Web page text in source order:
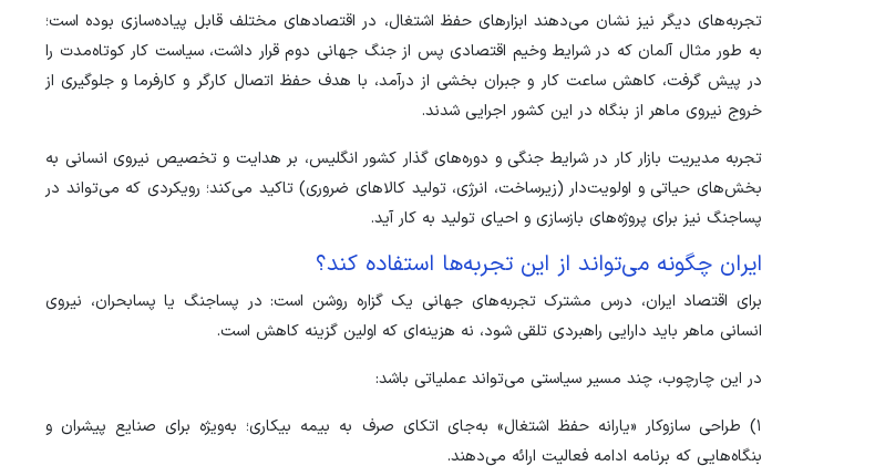
تجربه‌های دیگر نیز نشان می‌دهند ابزار‌های حفظ اشتغال، در اقتصاد‌های مختلف قابل پیاده‌سازی بوده است؛
به طور مثال آلمان که در شرایط وخیم اقتصادی پس از جنگ جهانی دوم قرار داشت، سیاست کار کوتاه‌مدت را
در پیش گرفت، کاهش ساعت کار و جبران بخشی از درآمد، با هدف حفظ اتصال کارگر و کارفرما و جلوگیری از
خروج نیروی ماهر از بنگاه در این کشور اجرایی شدند.
تجربه مدیریت بازار کار در شرایط جنگی و دوره‌های گذار کشور انگلیس، بر هدایت و تخصیص نیروی انسانی به
بخش‌های حیاتی و اولویت‌دار (زیرساخت، انرژی، تولید کالا‌های ضروری) تاکید می‌کند؛ رویکردی که می‌تواند در
پساجنگ نیز برای پروژه‌های بازسازی و احیای تولید به کار آید.
ایران چگونه می‌تواند از این تجربه‌ها استفاده کند؟
برای اقتصاد ایران، درس مشترک تجربه‌های جهانی یک گزاره روشن است: در پساجنگ یا پسابحران، نیروی
انسانی ماهر باید دارایی راهبردی تلقی شود، نه هزینه‌ای که اولین گزینه کاهش است.
در این چارچوب، چند مسیر سیاستی می‌تواند عملیاتی باشد:
۱) طراحی سازوکار «یارانه حفظ اشتغال» به‌جای اتکای صرف به بیمه بیکاری؛ به‌ویژه برای صنایع پیشران و
بنگاه‌هایی که برنامه ادامه فعالیت ارائه می‌دهند.